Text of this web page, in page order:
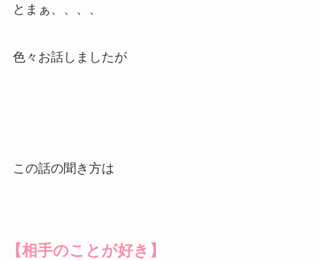
とまぁ、、、、
色々お話しましたが
この話の聞き方は
【相手のことが好き】